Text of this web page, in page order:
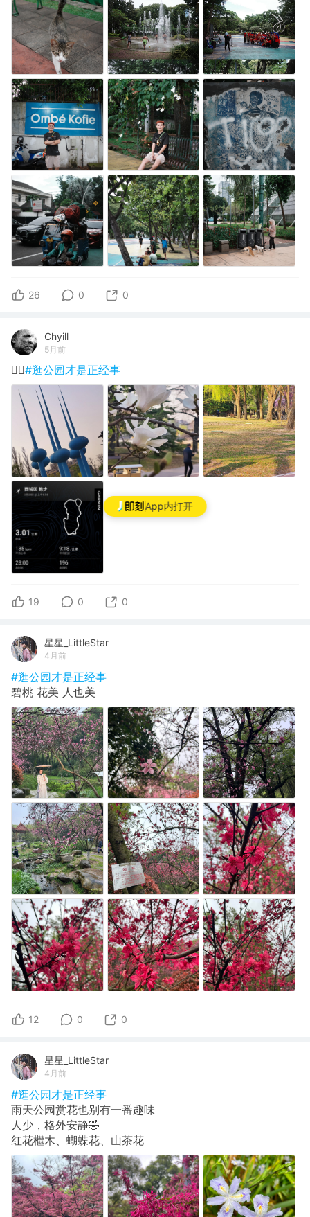
App内打开
26 0 0
Chyill
5月前
🏃‍♂️#逛公园才是正经事
19 0 0
星星_LittleStar
4月前
#逛公园才是正经事
碧桃 花美 人也美
12 0 0
星星_LittleStar
4月前
#逛公园才是正经事
雨天公园赏花也别有一番趣味
人少，格外安静🤣
红花檵木、蝴蝶花、山茶花